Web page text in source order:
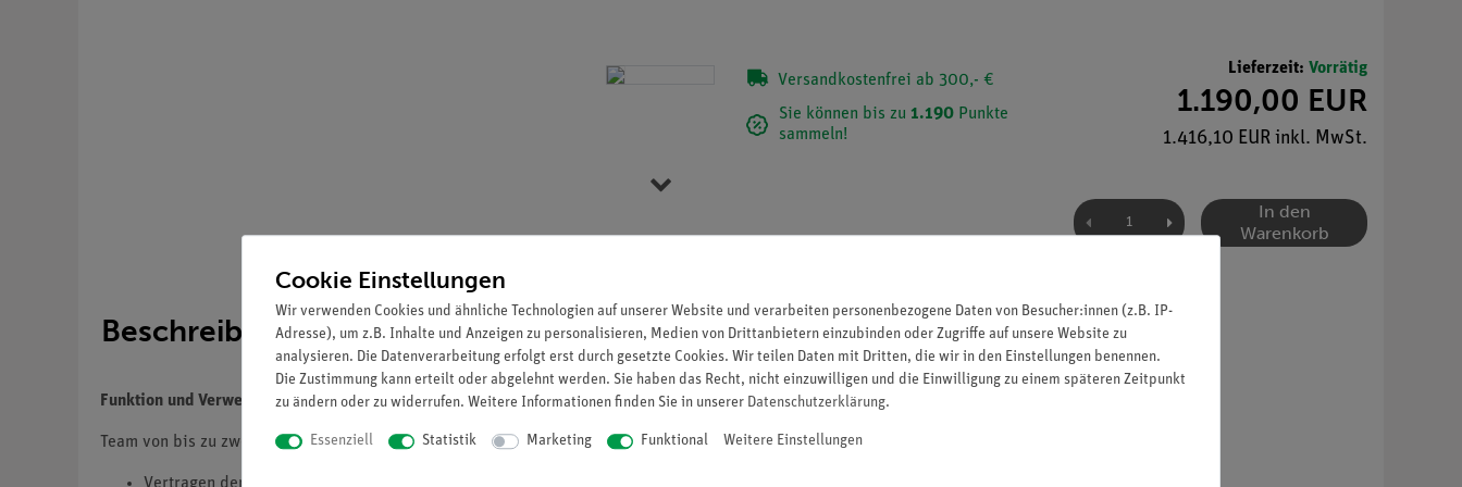
Versandkostenfrei ab 300,- €
Sie können bis zu 1.190 Punkte
sammeln!
Lieferzeit: Vorrätig
1.190,00 EUR
1.416,10 EUR inkl. MwSt.
In den
Warenkorb
Beschreibung
Funktion und Verwendung
Team von bis zu zwei Personen pro Tag mit folgenden Leistungen:
Cookie Einstellungen
Wir verwenden Cookies und ähnliche Technologien auf unserer Website und verarbeiten personenbezogene Daten von Besucher:innen (z.B. IP-
Adresse), um z.B. Inhalte und Anzeigen zu personalisieren, Medien von Drittanbietern einzubinden oder Zugriffe auf unsere Website zu
analysieren. Die Datenverarbeitung erfolgt erst durch gesetzte Cookies. Wir teilen Daten mit Dritten, die wir in den Einstellungen benennen.
Die Zustimmung kann erteilt oder abgelehnt werden. Sie haben das Recht, nicht einzuwilligen und die Einwilligung zu einem späteren Zeitpunkt
zu ändern oder zu widerrufen. Weitere Informationen finden Sie in unserer Daten­schutz­erklärung.
Essenziell Statistik Marketing Funktional Weitere Einstellungen